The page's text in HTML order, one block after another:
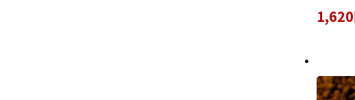
カフェ
1,620